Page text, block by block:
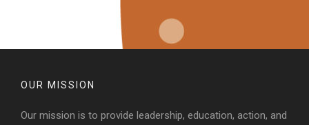
OUR MISSION
Our mission is to provide leadership, education, action, and